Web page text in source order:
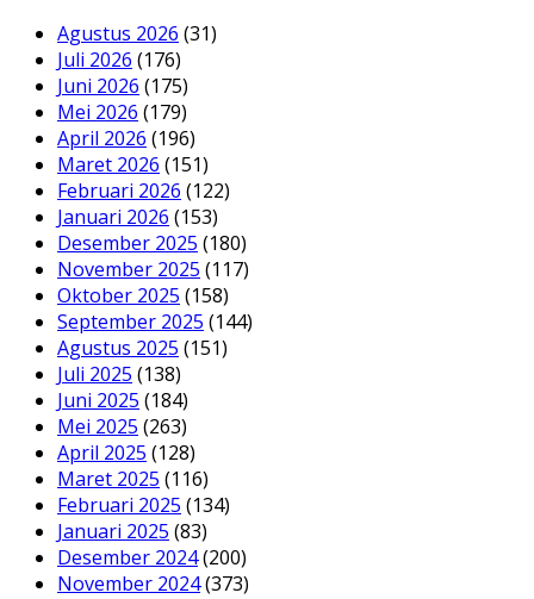
Agustus 2026 (31)
Juli 2026 (176)
Juni 2026 (175)
Mei 2026 (179)
April 2026 (196)
Maret 2026 (151)
Februari 2026 (122)
Januari 2026 (153)
Desember 2025 (180)
November 2025 (117)
Oktober 2025 (158)
September 2025 (144)
Agustus 2025 (151)
Juli 2025 (138)
Juni 2025 (184)
Mei 2025 (263)
April 2025 (128)
Maret 2025 (116)
Februari 2025 (134)
Januari 2025 (83)
Desember 2024(200)
November 2024(373)